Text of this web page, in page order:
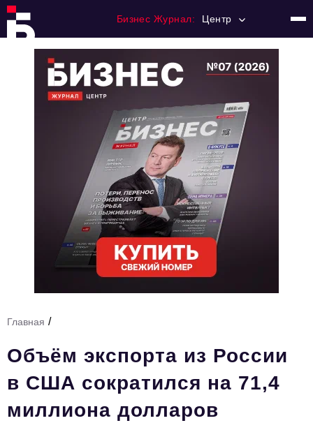
Бизнес Журнал: Центр
Регулирование
Премия "Тульский Бизнес"
История тульского предпринимательства
Тема номера
HR
Персона номера
Главная /
Объём экспорта из России
в США сократился на 71,4
миллиона долларов